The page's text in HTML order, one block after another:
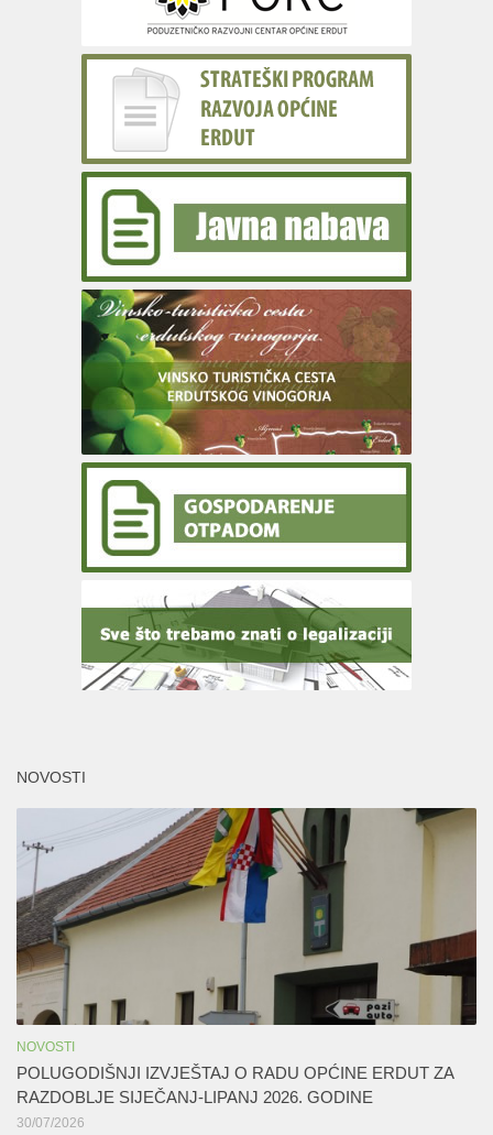
NOVOSTI
NOVOSTI
POLUGODIŠNJI IZVJEŠTAJ O RADU OPĆINE ERDUT ZA
RAZDOBLJE SIJEČANJ-LIPANJ 2026. GODINE
30/07/2026